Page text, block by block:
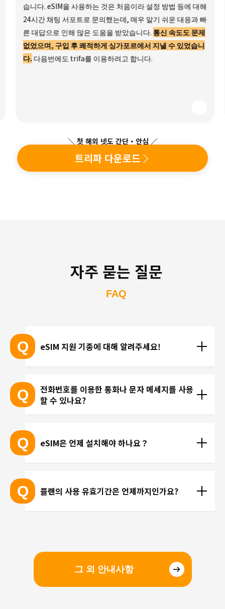
습니다. eSIM을 사용하는 것은 처음이라 설정 방법 등에 대해
24시간 채팅 서포트로 문의했는데, 매우 알기 쉬운 대응과 빠
른 대답으로 인해 많은 도움을 받았습니다. 통신 속도도 문제
없었으며, 구입 후 쾌적하게 싱가포르에서 지낼 수 있었습니
다. 다음번에도 trifa를 이용하려고 합니다.
＼ 첫 해외 넷도 간단・안심 ／
트리파 다운로드
자주 묻는 질문
FAQ
Q eSIM 지원 기종에 대해 알려주세요!
※ eSIM 지원 기기가 계속 출시되고 있기 때문에 최신
기기는 목록에 포함되지 않을 수 있습니다.
※ 고객님의 기기가 eSIM을 지원하는지 여부에 대해
서는 개별 문의를 통해 확인해 드리지 않습니다.
Q
전화번호를 이용한 통화나 문자 메세지를 사용
할 수 있나요?
고 있지 않습니다. 카카오톡, 인스타그램 등 인터넷 회
선을 이용한 통화를 이용해 주시기 바랍니다.
Q eSIM은 언제 설치해야 하나요？
하셔도 괜찮습니다. 현지 공항의 와이파이 속도가 걱
정되시는 분들은 국내에서 설치 및 설정을 완료하고,
현지에서 eSIM만 전환하는 방법을 추천해 드립니다.
Q 플랜의 사용 유효기간은 언제까지인가요?
그 외 안내사항